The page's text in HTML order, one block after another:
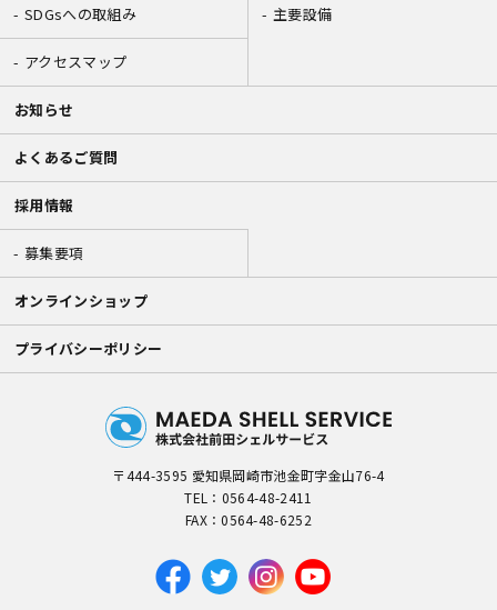
SDGsへの取組み 主要設備
アクセスマップ
お知らせ
よくあるご質問
採用情報
募集要項
オンラインショップ
プライバシーポリシー
〒444-3595 愛知県岡崎市池金町字金山76-4
TEL： 0564-48-2411
FAX：0564-48-6252